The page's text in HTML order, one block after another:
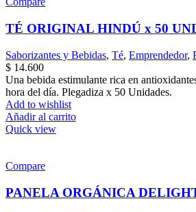
TÉ ORIGINAL HINDÚ x 50
Saborizantes y Bebidas, Té, Emprendedor,
$ 14.600
Una bebida estimulante rica en
hora del día. Plegadiza x 50 Unidades.
Add to wishlist
Añadir al carrito
Quick view
Compare
PANELA ORGÁNICA